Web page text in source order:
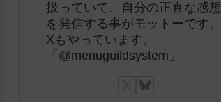
扱っていて、自分の正直な感想
を発信する事がモットーです。
Xもやっています。
「@menuguildsystem」